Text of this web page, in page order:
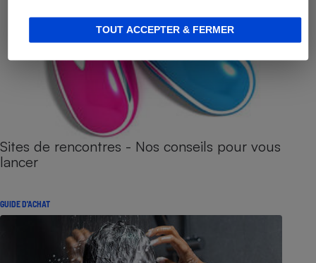
TOUT ACCEPTER & FERMER
Sites de rencontres - Nos conseils pour vous
lancer
GUIDE D'ACHAT